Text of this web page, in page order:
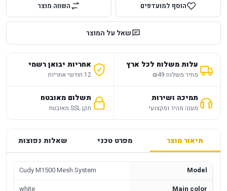
הוסף למועדפים השווה מוצר
שאל על המוצר
עלות משלוח לכל ארץ
מחיר משלוח ₪49
אחריות יבואן רשמי
12 חודשי אחריות
תמיכה ושירות
מענה מהיר ומקצועי
תשלום מאובטח
תקן SSL מאובטח
תיאור מוצר מפרט טכני שאלות נפוצות
Model
Cudy M1500 Mesh System
Main color
white